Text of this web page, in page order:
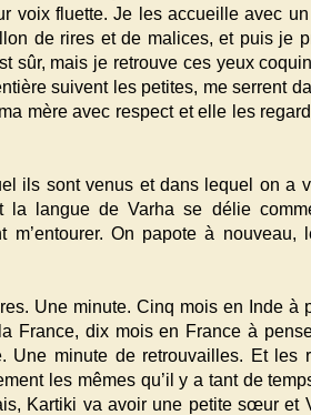
voix fluette. Je les accueille avec
de rires et de malices, et puis je
sûr, mais je retrouve ces yeux
suivent les petites, me serrent
mère avec respect et elle les
ils sont venus et dans lequel on a
la langue de Varha se délie
m’entourer. On papote à nouveau,
Une minute. Cinq mois en Inde à
France, dix mois en France à
Une minute de retrouvailles. Et les
les mêmes qu’il y a tant de
Kartiki va avoir une petite sœur et